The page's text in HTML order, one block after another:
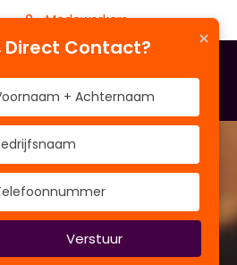
Medewerkers
×
Direct Contact?
Verstuur